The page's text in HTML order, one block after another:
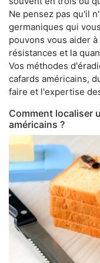
Ne pensez pas qu'il
germaniques qui
pouvons vous aider
résistances et la
Vos méthodes
cafards américains,
faire et l'expertise
Comment localiser
américains ?